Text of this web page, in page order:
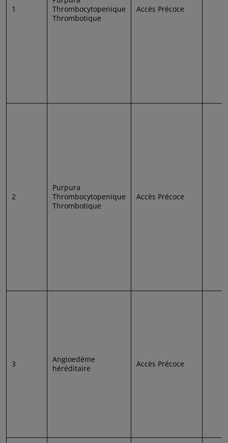
1
Thrombocytopenique
Thrombotique
Accès Précoce
2
Purpura
Thrombocytopenique
Thrombotique
Accès Précoce
3
Angioedème
héréditaire
Accès Précoce